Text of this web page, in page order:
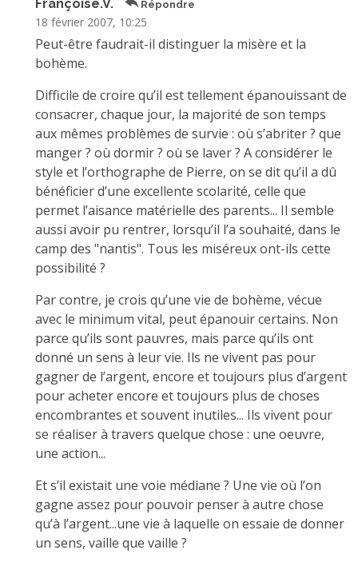
Françoise.V. Répondre
18 février 2007, 10:25
Peut-être faudrait-il distinguer la misère et la
bohème.
Difficile de croire qu’il est tellement épanouissant de
consacrer, chaque jour, la majorité de son temps
aux mêmes problèmes de survie : où s’abriter ? que
manger ? où dormir ? où se laver ? A considérer le
style et l’orthographe de Pierre, on se dit qu’il a dû
bénéficier d’une excellente scolarité, celle que
permet l’aisance matérielle des parents... Il semble
aussi avoir pu rentrer, lorsqu’il l’a souhaité, dans le
camp des "nantis". Tous les miséreux ont-ils cette
possibilité ?
Par contre, je crois qu’une vie de bohème, vécue
avec le minimum vital, peut épanouir certains. Non
parce qu’ils sont pauvres, mais parce qu’ils ont
donné un sens à leur vie. Ils ne vivent pas pour
gagner de l’argent, encore et toujours plus d’argent
pour acheter encore et toujours plus de choses
encombrantes et souvent inutiles... Ils vivent pour
se réaliser à travers quelque chose : une oeuvre,
une action...
Et s’il existait une voie médiane ? Une vie où l’on
gagne assez pour pouvoir penser à autre chose
qu’à l’argent...une vie à laquelle on essaie de donner
un sens, vaille que vaille ?